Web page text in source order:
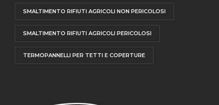
SMALTIMENTO RIFIUTI AGRICOLI NON PERICOLOSI
SMALTIMENTO RIFIUTI AGRICOLI PERICOLOSI
TERMOPANNELLI PER TETTI E COPERTURE